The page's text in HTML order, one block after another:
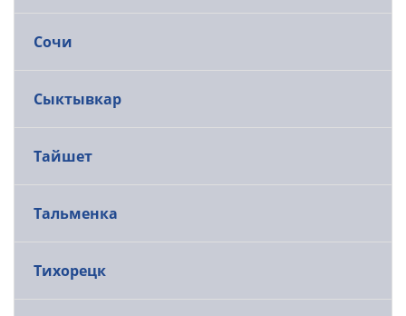
Сочи
Сыктывкар
Тайшет
Тальменка
Тихорецк